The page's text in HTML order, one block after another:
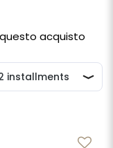
acquisto